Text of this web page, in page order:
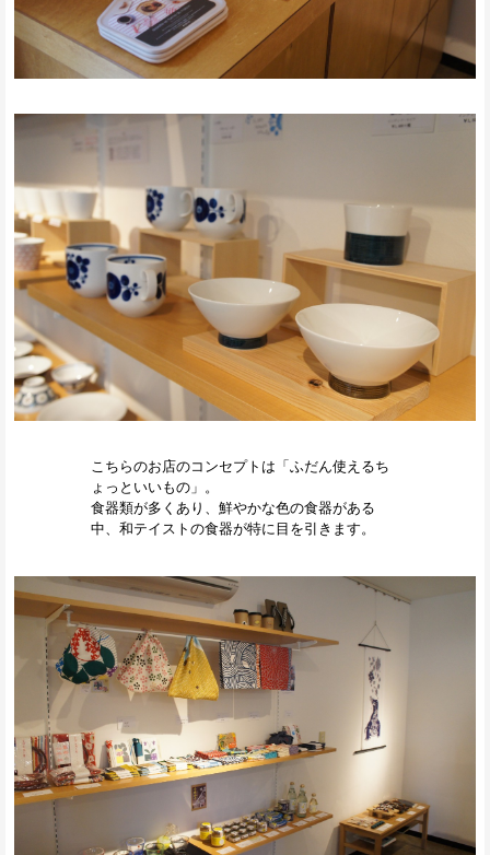
こちらのお店のコンセプトは「ふだん使えるち
ょっといいもの」。
食器類が多くあり、鮮やかな色の食器がある
中、和テイストの食器が特に目を引きます。